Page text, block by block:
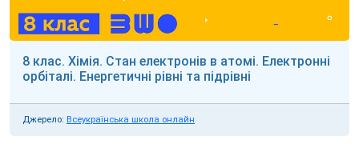
8 клас. Хімія. Стан електронів в атомі. Електронні
орбіталі. Енергетичні рівні та підрівні
Джерело: Всеукраїнська школа онлайн